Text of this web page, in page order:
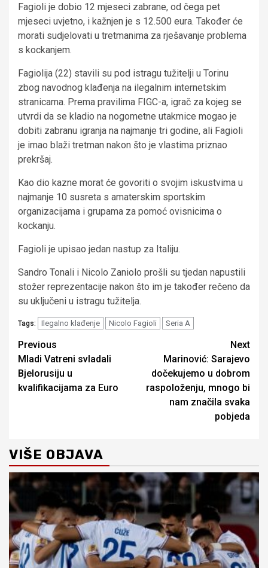
Fagioli je dobio 12 mjeseci zabrane, od čega pet
mjeseci uvjetno, i kažnjen je s 12.500 eura. Također će
morati sudjelovati u tretmanima za rješavanje problema
s kockanjem.
Fagiolija (22) stavili su pod istragu tužitelji u Torinu
zbog navodnog klađenja na ilegalnim internetskim
stranicama. Prema pravilima FIGC-a, igrač za kojeg se
utvrdi da se kladio na nogometne utakmice mogao je
dobiti zabranu igranja na najmanje tri godine, ali Fagioli
je imao blaži tretman nakon što je vlastima priznao
prekršaj.
Kao dio kazne morat će govoriti o svojim iskustvima u
najmanje 10 susreta s amaterskim sportskim
organizacijama i grupama za pomoć ovisnicima o
kockanju.
Fagioli je upisao jedan nastup za Italiju.
Sandro Tonali i Nicolo Zaniolo prošli su tjedan napustili
stožer reprezentacije nakon što im je također rečeno da
su uključeni u istragu tužitelja.
Tags: Ilegalno klađenje Nicolo Fagioli Seria A
Continue
Reading
Previous
Mladi Vatreni svladali
Bjelorusiju u
kvalifikacijama za Euro
Next
Marinović: Sarajevo
dočekujemo u dobrom
raspoloženju, mnogo bi
nam značila svaka
pobjeda
VIŠE OBJAVA